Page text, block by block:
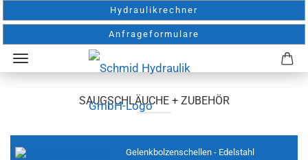
Hydraulikrechner
Anfrageformulare
SAUGSCHLÄUCHE + ZUBEHÖR
Gelenkbolzenschellen - Edelstahl